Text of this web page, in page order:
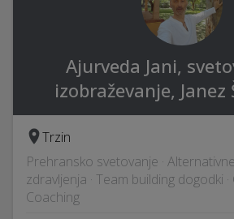
Ajurveda Jani,
izobraževanje, Janez
Trzin
Prehransko svetovanje ·
zdravljenja · Team building dogodki
Coaching